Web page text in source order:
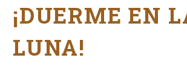
¡DUERME EN
LUNA!